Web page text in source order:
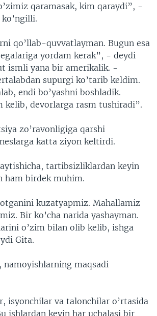
qaramasak, kim qaraydi”, -
qo’llab-quvvatlayman. Bugun esa
yordam kerak”, - deydi
ismli yana bir amerikalik. -
supurgi ko’tarib keldim.
endi bo’yashni boshladik.
kelib, devorlarga rasm tushiradi”.
zo’ravonligiga qarshi
katta ziyon keltirdi.
tartibsizliklardan keyin
ham birdek muhim.
kuzatyapmiz. Mahallamiz
Bir ko’cha narida yashayman.
o’zim bilan olib kelib, ishga
Gita.
namoyishlarning maqsadi
isyonchilar va talonchilar o’rtasida
ishlardan keyin har uchalasi bir